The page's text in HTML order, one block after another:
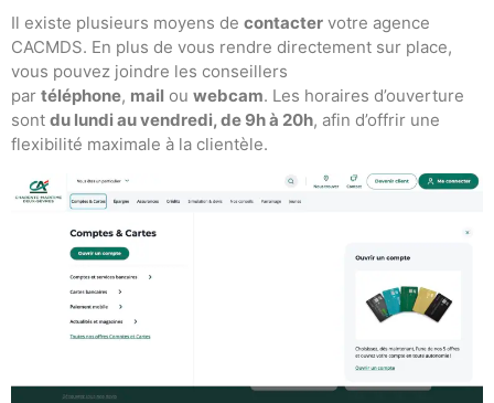
Il existe plusieurs moyens de contacter votre agence
CACMDS. En plus de vous rendre directement sur place,
vous pouvez joindre les conseillers
par téléphone, mail ou webcam. Les horaires d’ouverture
sont du lundi au vendredi, de 9h à 20h, afin d’offrir une
flexibilité maximale à la clientèle.